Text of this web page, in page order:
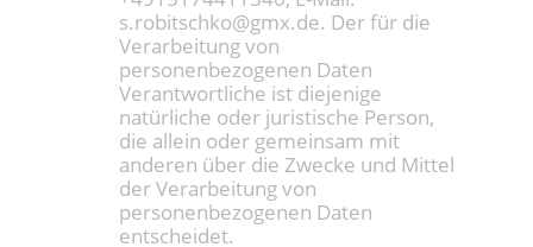
s.robitschko@gmx.de. Der für die
Verarbeitung von
personenbezogenen Daten
Verantwortliche ist diejenige
natürliche oder juristische Person,
die allein oder gemeinsam mit
anderen über die Zwecke und Mittel
der Verarbeitung von
personenbezogenen Daten
entscheidet.